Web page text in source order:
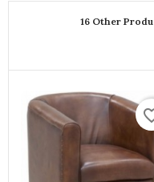
16 Other